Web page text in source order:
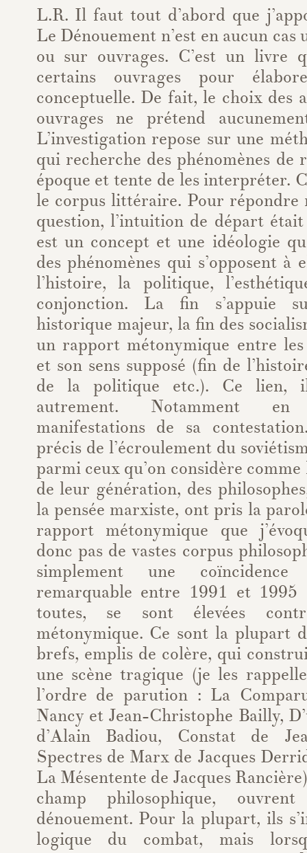
L.R. Il faut tout d’abord que
Le Dénouement n’est en aucun
ou sur ouvrages. C’est un livre
certains ouvrages pour
conceptuelle. De fait, le choix des
ouvrages ne prétend
L’investigation repose sur une
qui recherche des phénomènes de
époque et tente de les interpréter.
le corpus littéraire. Pour répondre
question, l’intuition de départ
est un concept et une idéologie
des phénomènes qui s’opposent
l’histoire, la politique,
conjonction. La fin s’appuie
historique majeur, la fin des
un rapport métonymique entre les
et son sens supposé (fin de
de la politique etc.). Ce lien,
autrement. Notamment
manifestations de sa
précis de l’écroulement du
parmi ceux qu’on considère
de leur génération, des
la pensée marxiste, ont pris la
rapport métonymique que
donc pas de vastes corpus
simplement une
remarquable entre 1991 et
toutes, se sont élevées
métonymique. Ce sont la plupart
brefs, emplis de colère, qui
une scène tragique (je les
l’ordre de parution : La
Nancy et Jean-Christophe Bailly,
d’Alain Badiou, Constat de
Spectres de Marx de Jacques
La Mésentente de Jacques
champ philosophique,
dénouement. Pour la plupart, ils
logique du combat, mais